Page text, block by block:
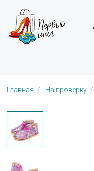
Главная На проверку